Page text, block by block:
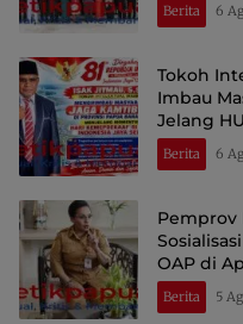
Berita 6
Tokoh
Imbau
Jelang
Berita 6
Pemprov
OAP di
Berita 5